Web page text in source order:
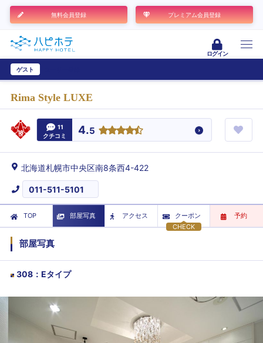
無料会員登録 プレミアム会員登録
ログイン
ゲスト
Rima Style LUXE
11
クチコミ
4.5
北海道札幌市中央区南8条西4-422
011-511-5101
TOP 部屋写真
アクセス
CHECK
クーポン 予約
部屋写真
308 ： Eタイプ